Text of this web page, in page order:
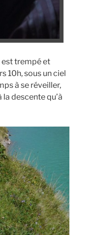
est trempé et
10h, sous un ciel
à se réveiller,
descente qu’à